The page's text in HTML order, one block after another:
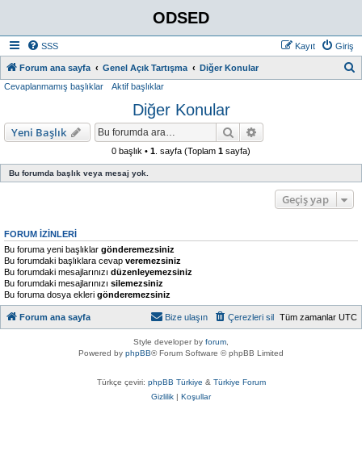
ODSED
SSS Giriş
Kayıt
Forum ana sayfa Genel Açık Tartışma Diğer Konular
Cevaplanmamış başlıklar Aktif başlıklar
Diğer Konular
Yeni Başlık Ara
0 başlık • 1 . sayfa (Toplam 1 sayfa)
Bu forumda başlık veya mesaj yok.
Geçiş yap
FORUM IZINLERI
Bu foruma yeni başlıklar gönderemezsiniz
Bu forumdaki başlıklara cevap veremezsiniz
Bu forumdaki mesajlarınızı düzenleyemezsiniz
Bu forumdaki mesajlarınızı silemezsiniz
Bu foruma dosya ekleri gönderemezsiniz
Forum ana sayfa Tüm zamanlar UTC
Çerezleri sil
Bize ulaşın
Style developer by forum
Powered by phpBB® Forum Software © phpBB Limited
Türkçe çeviri: phpBB Türkiye & Türkiye Forum
Gizlilik | Koşullar